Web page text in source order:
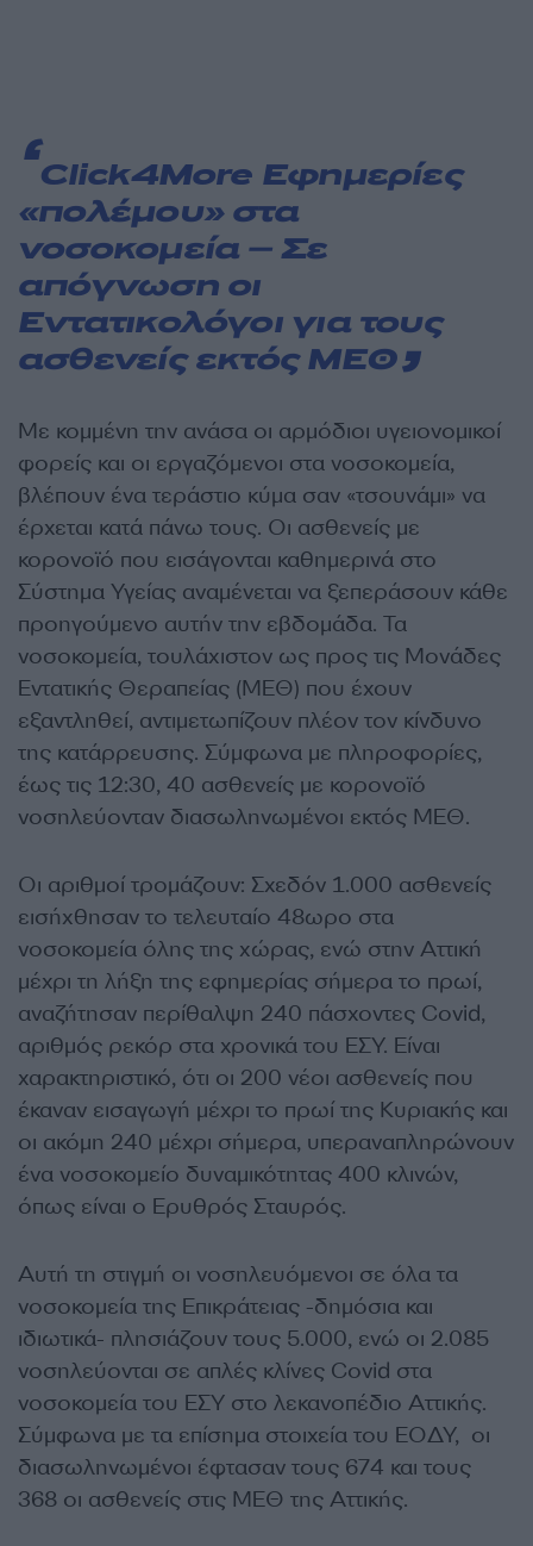
Click4More Εφημερίες
«πολέμου» στα
νοσοκομεία – Σε
απόγνωση οι
Εντατικολόγοι για τους
ασθενείς εκτός ΜΕΘ
Με κομμένη την ανάσα οι αρμόδιοι υγειονομικοί
φορείς και οι εργαζόμενοι στα νοσοκομεία,
βλέπουν ένα τεράστιο κύμα σαν «τσουνάμι» να
έρχεται κατά πάνω τους. Οι ασθενείς με
κορονοϊό που εισάγονται καθημερινά στο
Σύστημα Υγείας αναμένεται να ξεπεράσουν κάθε
προηγούμενο αυτήν την εβδομάδα. Τα
νοσοκομεία, τουλάχιστον ως προς τις Μονάδες
Εντατικής Θεραπείας (ΜΕΘ) που έχουν
εξαντληθεί, αντιμετωπίζουν πλέον τον κίνδυνο
της κατάρρευσης. Σύμφωνα με πληροφορίες,
έως τις 12:30, 40 ασθενείς με κορονοϊό
νοσηλεύονταν διασωληνωμένοι εκτός ΜΕΘ.
Οι αριθμοί τρομάζουν: Σχεδόν 1.000 ασθενείς
εισήχθησαν το τελευταίο 48ωρο στα
νοσοκομεία όλης της χώρας, ενώ στην Αττική
μέχρι τη λήξη της εφημερίας σήμερα το πρωί,
αναζήτησαν περίθαλψη 240 πάσχοντες Covid,
αριθμός ρεκόρ στα χρονικά του ΕΣΥ. Είναι
χαρακτηριστικό, ότι οι 200 νέοι ασθενείς που
έκαναν εισαγωγή μέχρι το πρωί της Κυριακής και
οι ακόμη 240 μέχρι σήμερα, υπεραναπληρώνουν
ένα νοσοκομείο δυναμικότητας 400 κλινών,
όπως είναι ο Ερυθρός Σταυρός.
Αυτή τη στιγμή οι νοσηλευόμενοι σε όλα τα
νοσοκομεία της Επικράτειας -δημόσια και
ιδιωτικά- πλησιάζουν τους 5.000, ενώ οι 2.085
νοσηλεύονται σε απλές κλίνες Covid στα
νοσοκομεία του ΕΣΥ στο λεκανοπέδιο Αττικής.
Σύμφωνα με τα επίσημα στοιχεία του ΕΟΔΥ, οι
διασωληνωμένοι έφτασαν τους 674 και τους
368 οι ασθενείς στις ΜΕΘ της Αττικής.